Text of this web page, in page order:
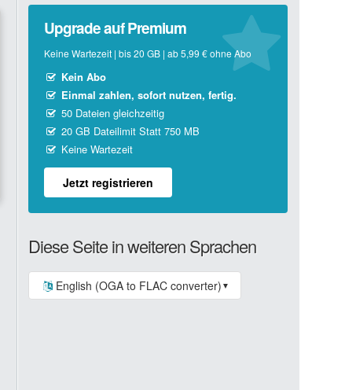
Upgrade auf Premium
Keine Wartezeit | bis 20 GB | ab 5,99 € ohne Abo
Kein Abo
Einmal zahlen, sofort nutzen, fertig.
50 Dateien gleichzeitig
20 GB Dateilimit Statt 750 MB
Keine Wartezeit
Jetzt registrieren
Diese Seite in weiteren Sprachen
English (OGA to FLAC converter) ▼